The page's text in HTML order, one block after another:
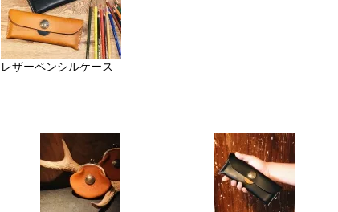
レザーペンシルケース